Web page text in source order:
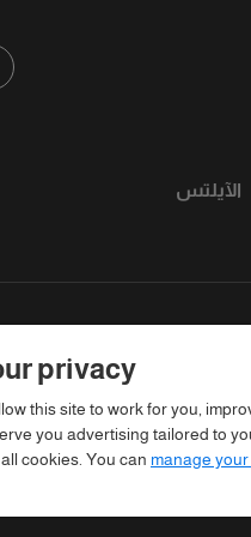
الآيلتس
as The British
privacy
this site to work for you,
you advertising tailored to
cookies. You can manage